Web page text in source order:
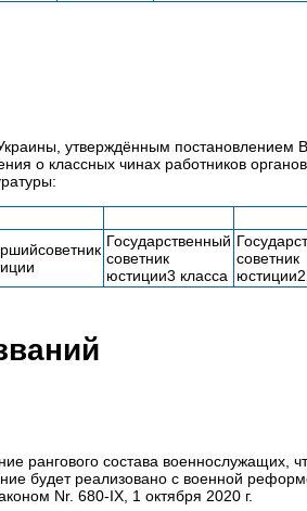
утверждённым постановлением
о классных чинах работников
Государственный
советник
юстиции3 класса
советник
рангового состава военнослужащих,
будет реализовано с военной
Nr. 680-IX, 1 октября 2020 г.